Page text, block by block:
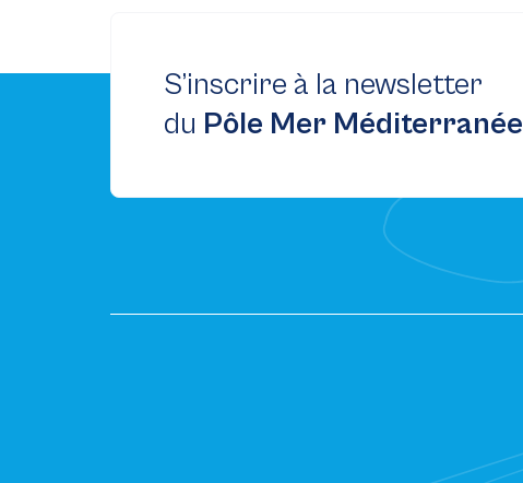
S’inscrire à la newsletter
du Pôle Mer Méditerranée